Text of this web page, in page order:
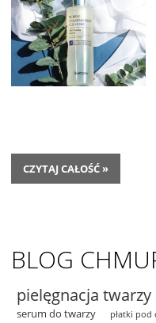
CZYTAJ CAŁOŚĆ »
BLOG
pielęgnacja twarzy
serum do twarzy płatki pod